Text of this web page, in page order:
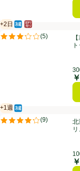
【冷蔵】うまみ和豚 国
+2日
賞味・消費期限保証：2
冷蔵食品
はかり売り（不定貫）
(5)
評価は5件のレビューで
北海道産豚肉無えんせ
+1週
賞味・消費期限保証：
冷蔵食品
(9)
評価は9件のレビューで北
リ